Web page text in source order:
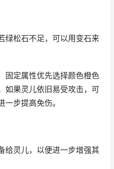
绿松石不足，可以用变石来
固定属性优先选择颜色橙色
如果灵儿依旧易受攻击，可
步提高免伤。
给灵儿，以便进一步增强其